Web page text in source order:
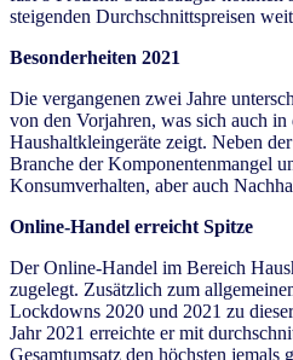
steigenden Durchschnittspreisen
Besonderheiten 2021
Die vergangenen zwei Jahre
von den Vorjahren, was sich auch
Haushaltkleingeräte zeigt. Neben
Branche der Komponentenmangel
Konsumverhalten, aber auch
Online-Handel erreicht Spitze
Der Online-Handel im Bereich
zugelegt. Zusätzlich zum
Lockdowns 2020 und 2021 zu
Jahr 2021 erreichte er mit
Gesamtumsatz den höchsten jemals